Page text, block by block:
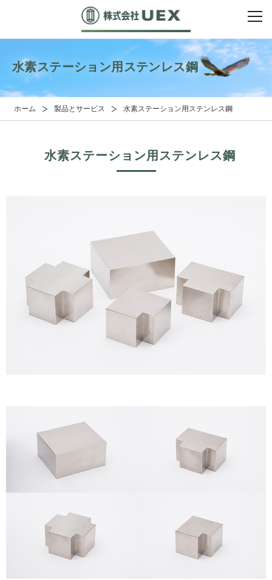
水素ステーション用ステンレス鋼
ホーム 製品とサービス 水素ステーション用ステンレス鋼
水素ステーション用ステンレス鋼